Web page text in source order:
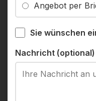
Angebot per
Sie wünschen
Nachricht (optional)